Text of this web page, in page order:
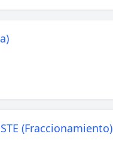
(Fraccionamiento)